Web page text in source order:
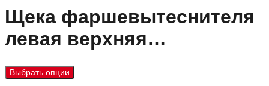
Щека фаршевытеснителя
левая верхняя…
Выбрать опции